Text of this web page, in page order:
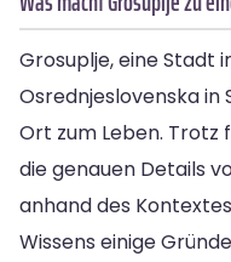
Grosuplje, eine Stadt
Osrednjeslovenska in
Ort zum Leben.
die genauen Details
anhand des
Wissens einige